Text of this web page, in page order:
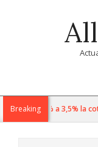
Navigation
MenuBreaking
de 1% a 3,5% la